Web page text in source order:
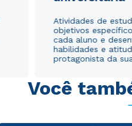
Atividades de
objetivos
cada aluno e
habilidades e
protagonista da
Você